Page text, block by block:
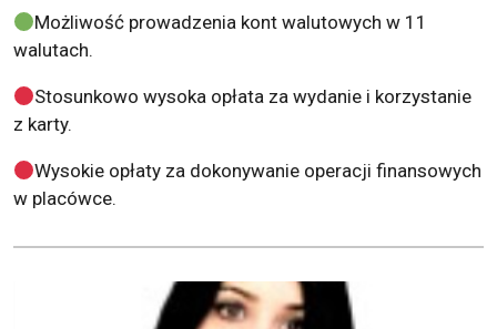
Możliwość prowadzenia kont walutowych w 11
walutach.
Stosunkowo wysoka opłata za wydanie i korzystanie
z karty.
Wysokie opłaty za dokonywanie operacji finansowych
w placówce.